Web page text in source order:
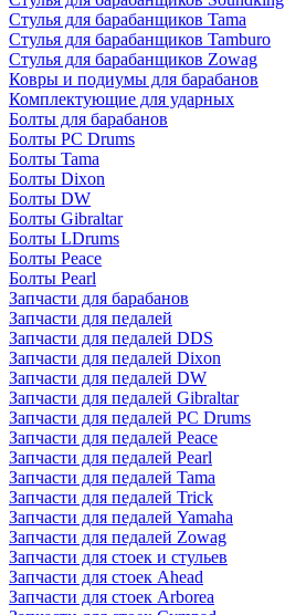
Стулья для барабанщиков Tama
Стулья для барабанщиков Tamburo
Стулья для барабанщиков Zowag
Ковры и подиумы для барабанов
Комплектующие для ударных
Болты для барабанов
Болты PC Drums
Болты Tama
Болты Dixon
Болты DW
Болты Gibraltar
Болты LDrums
Болты Peace
Болты Pearl
Запчасти для барабанов
Запчасти для педалей
Запчасти для педалей DDS
Запчасти для педалей Dixon
Запчасти для педалей DW
Запчасти для педалей Gibraltar
Запчасти для педалей PC Drums
Запчасти для педалей Peace
Запчасти для педалей Pearl
Запчасти для педалей Tama
Запчасти для педалей Trick
Запчасти для педалей Yamaha
Запчасти для педалей Zowag
Запчасти для стоек и стульев
Запчасти для стоек Ahead
Запчасти для стоек Arborea